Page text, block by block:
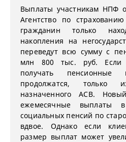
Выплаты участникам НПФ
Агентство по
гражданин только
накопления на
переведут всю сумму с
млн 800 тыс. руб. Если
получать
продолжатся, только
назначенного АСВ.
ежемесячные выплаты
социальных пенсий по
вдвое. Однако если
размер выплат может